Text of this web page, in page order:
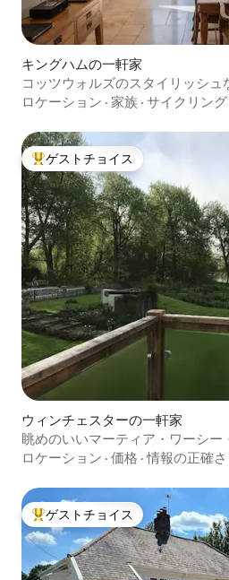
キングハムの一軒家
コッツウォルズのスタイリッシュ
き、8名様まで宿泊可能）
ロケーション · 家族 · サイクリング
大好評のゲストチョイスです。
ゲストチョイス
ウィンチェスターの一軒家
眺めのいいマーティア・ワーシー
ロケーション · 価格 ·情報の正確さ
大好評のゲストチョイスです。
ゲストチョイス